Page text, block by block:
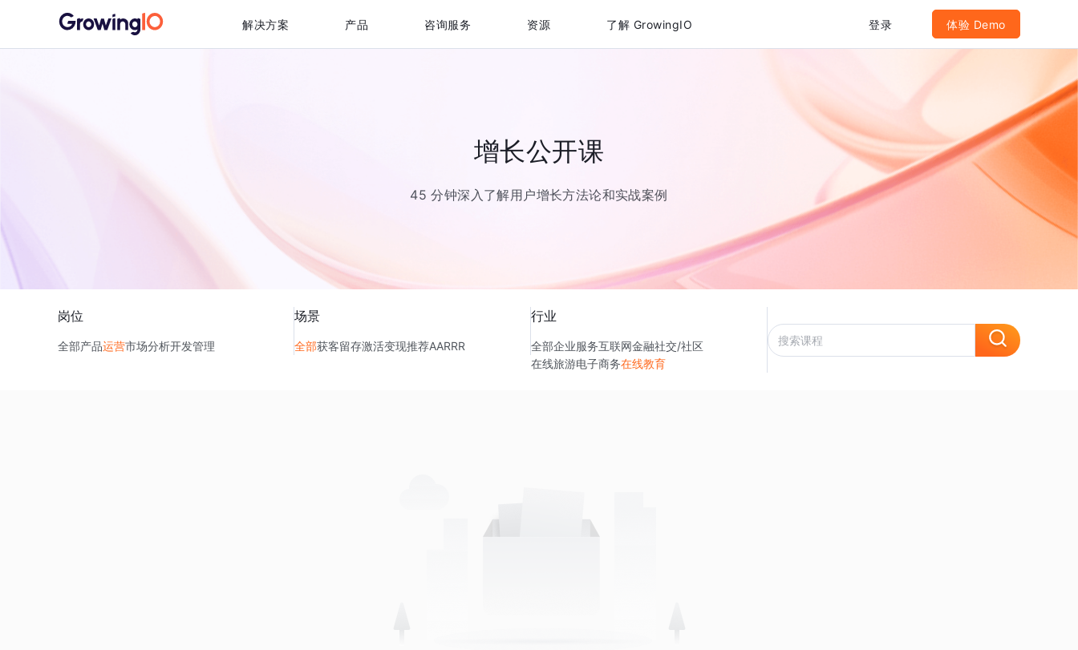
解决方案 产品 咨询服务 资源 了解 GrowingIO 登录 体验 Demo
增长公开课
45 分钟深入了解用户增长方法论和实战案例
岗位
全部产品运营市场分析开发管理
场景
全部获客留存激活变现推荐AARRR
行业
全部企业服务互联网金融社交/社区
在线旅游电子商务在线教育